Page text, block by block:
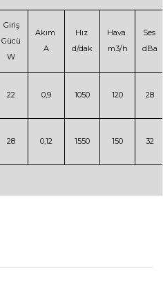
Giriş
Gücü
W
Akım
A
Hız
d/dak
Hava
m3/h
Ses
dBa
22 0,9 1050 120 28
28 0,12 1550 150 32